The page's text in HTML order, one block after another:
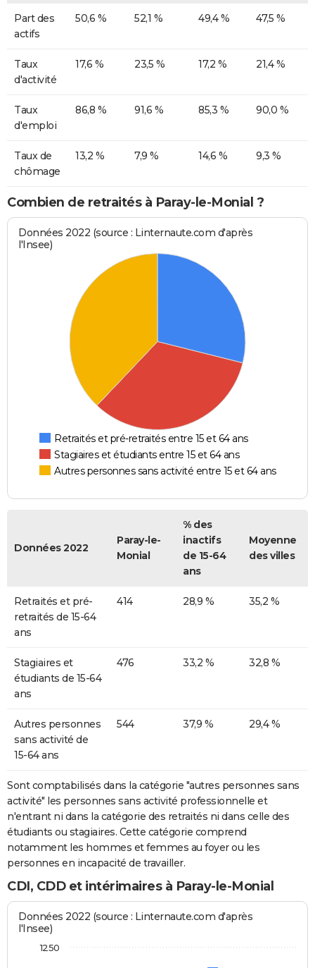
Part des
actifs
50,6 % 52,1 % 49,4 % 47,5 %
Taux
d'activité
17,6 % 23,5 % 17,2 % 21,4 %
Taux
d'emploi
86,8 % 91,6 % 85,3 % 90,0 %
Taux de
chômage
13,2 % 7,9 % 14,6 % 9,3 %
Combien de retraités à Paray-le-Monial ?
Données 2022 (source : Linternaute.com d'après
l'Insee)
Retraités et pré-retraités entre 15 et 64 ans
Stagiaires et étudiants entre 15 et 64 ans
Autres personnes sans activité entre 15 et 64 ans
Données 2022
Paray-le-
Monial
% des
inactifs
de 15-64
ans
Moyenne
des villes
Retraités et pré-
retraités de 15-64
ans
414 28,9 % 35,2 %
Stagiaires et
étudiants de 15-64
ans
476 33,2 % 32,8 %
Autres personnes
sans activité de
15-64 ans
544 37,9 % 29,4 %
Sont comptabilisés dans la catégorie "autres personnes sans
activité" les personnes sans activité professionnelle et
n'entrant ni dans la catégorie des retraités ni dans celle des
étudiants ou stagiaires. Cette catégorie comprend
notamment les hommes et femmes au foyer ou les
personnes en incapacité de travailler.
CDI, CDD et intérimaires à Paray-le-Monial
Données 2022 (source : Linternaute.com d'après
l'Insee)
1250